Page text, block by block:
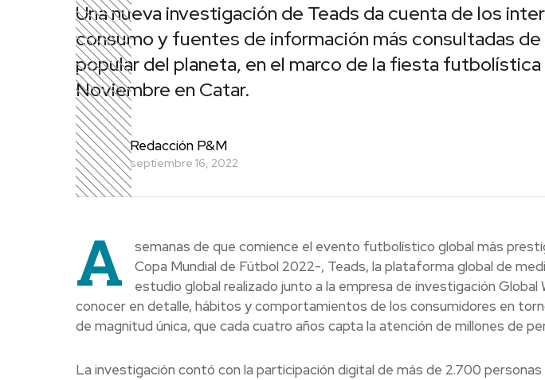
Una nueva investigación de Teads da cuenta de los
consumo y fuentes de información más consultadas
popular del planeta, en el marco de la fiesta
Noviembre en Catar.
Redacción P&M
septiembre 16, 2022
A
semanas de que comience el evento futbolístico global más
Copa Mundial de Fútbol 2022-, Teads, la plataforma global de
estudio global realizado junto a la empresa de investigación Global
conocer en detalle, hábitos y comportamientos de los consumidores en
de magnitud única, que cada cuatro años capta la atención de millones de
La investigación contó con la participación digital de más de 2.700